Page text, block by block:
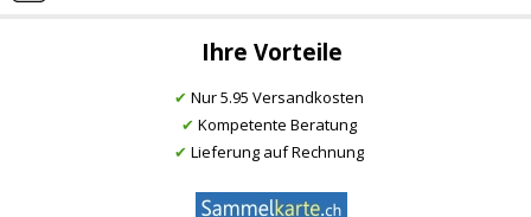
Ihre Vorteile
✔ Nur 5.95 Versandkosten
✔ Kompetente Beratung
✔ Lieferung auf Rechnung